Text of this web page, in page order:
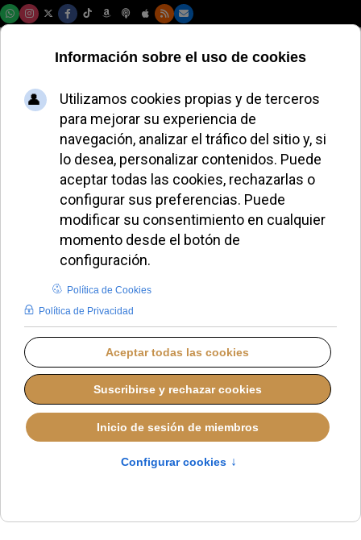
LA BUENA NOTICIA
Iglesia Noticias lanza un boletín
diario de actualidad eclesial en
formato podcast
el programa se publica cada mañana a las siete